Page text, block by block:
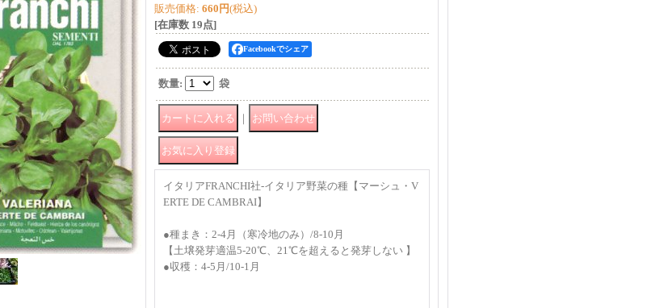
販売価格: 660円(税込)
[在庫数 19点]
Facebookでシェア
数量: 袋
｜
イタリアFRANCHI社-イタリア野菜の種【マーシュ・V
ERTE DE CAMBRAI】
●種まき：2-4月（寒冷地のみ）/8-10月
【土壌発芽適温5-20℃、21℃を超えると発芽しない 】
●収穫：4-5月/10-1月